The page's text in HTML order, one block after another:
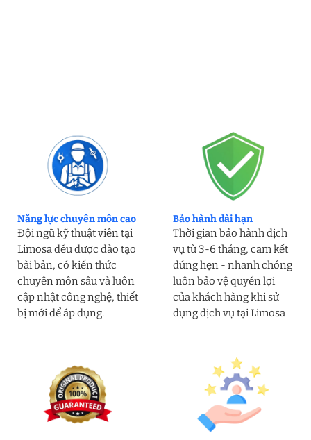
Năng lực chuyên môn cao
Đội ngũ kỹ thuật viên tại
Limosa đều được đào tạo
bài bản, có kiến thức
chuyên môn sâu và luôn
cập nhật công nghệ, thiết
bị mới để áp dụng.
Bảo hành dài hạn
Thời gian bảo hành dịch
vụ từ 3-6 tháng, cam kết
đúng hẹn - nhanh chóng
luôn bảo vệ quyền lợi
của khách hàng khi sử
dụng dịch vụ tại Limosa